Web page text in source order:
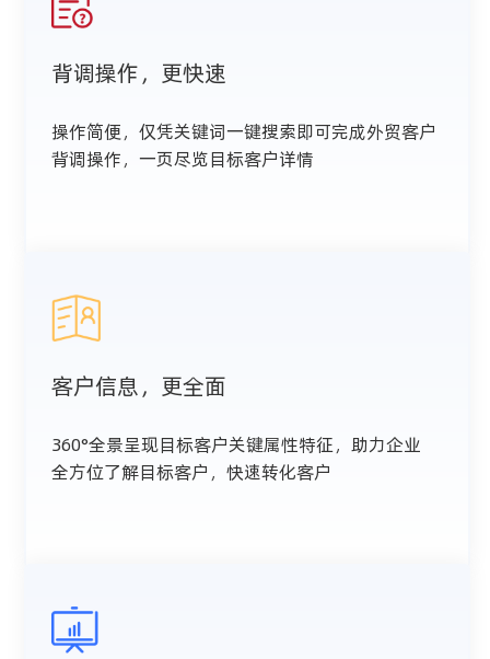
背调操作，更快速
操作简便，仅凭关键词一键搜索即可完成外贸客户
背调操作，一页尽览目标客户详情
客户信息，更全面
360°全景呈现目标客户关键属性特征，助力企业
全方位了解目标客户，快速转化客户